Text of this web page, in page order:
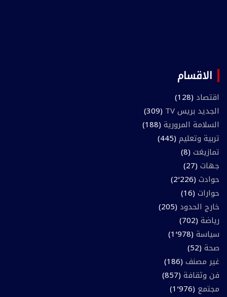
الاقسام
اقتصاد (128)
الجديد بريس TV
(309)
السلامة المرورية (188)
تربية وتعليم (445)
تمازيغت (8)
جهات (27)
حوادث (2٬226)
حوارات (16)
خارج الحدود (205)
رياضة (702)
سياسة (1٬978)
صحة (52)
غير مصنف (186)
فن وثقافة (857)
مجتمع (1٬976)